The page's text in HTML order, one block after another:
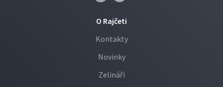
O Rajčeti
Kontakty
Novinky
Zelináři